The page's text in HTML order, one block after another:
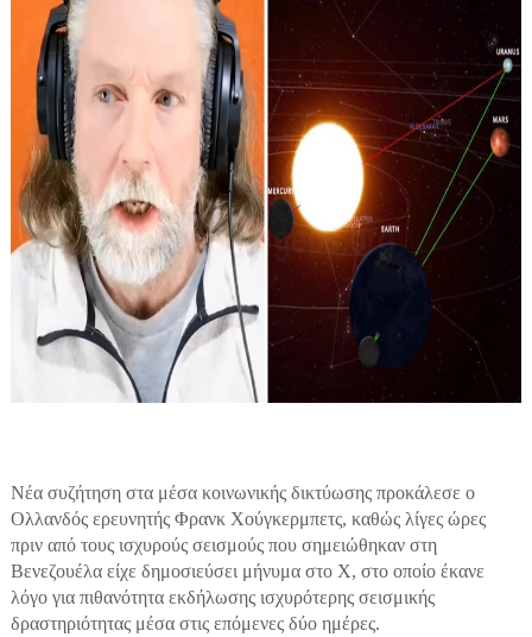
Νέα συζήτηση στα μέσα κοινωνικής δικτύωσης προκάλεσε ο
Ολλανδός ερευνητής Φρανκ Χούγκερμπετς, καθώς λίγες ώρες
πριν από τους ισχυρούς σεισμούς που σημειώθηκαν στη
Βενεζουέλα είχε δημοσιεύσει μήνυμα στο X, στο οποίο έκανε
λόγο για πιθανότητα εκδήλωσης ισχυρότερης σεισμικής
δραστηριότητας μέσα στις επόμενες δύο ημέρες.